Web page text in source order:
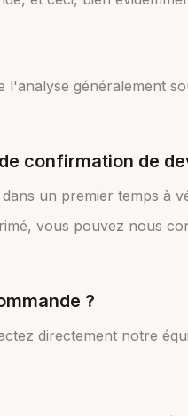
généralement
confirmation de
un premier temps à
vous pouvez nous
?
directement notre